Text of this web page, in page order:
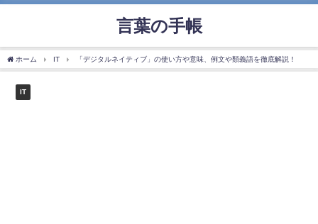
言葉の手帳
ホーム IT 「デジタルネイティブ」の使い方や意味、例文や類義語を徹底解説！
IT